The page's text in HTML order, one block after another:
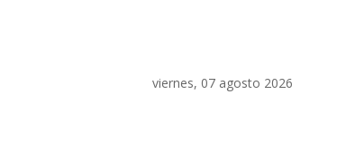
viernes, 07 agosto 2026